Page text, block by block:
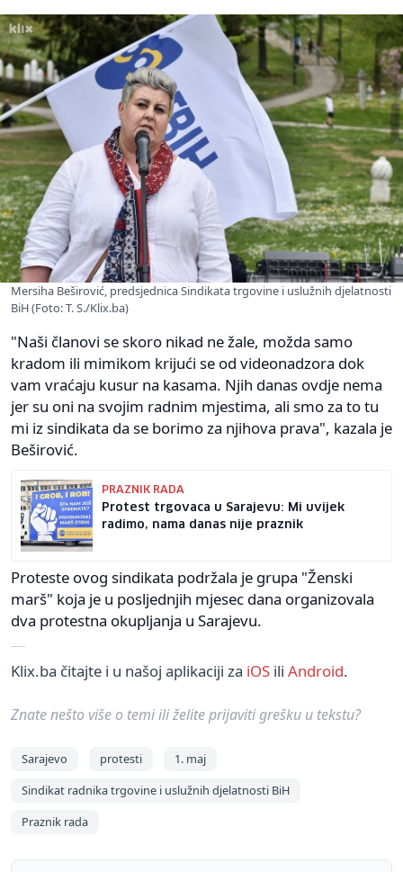
Mersiha Beširović, predsjednica Sindikata trgovine i uslužnih djelatnosti
BiH (Foto: T. S./Klix.ba)
"Naši članovi se skoro nikad ne žale, možda samo
kradom ili mimikom krijući se od videonadzora dok
vam vraćaju kusur na kasama. Njih danas ovdje nema
jer su oni na svojim radnim mjestima, ali smo za to tu
mi iz sindikata da se borimo za njihova prava", kazala je
Beširović.
PRAZNIK RADA
Protest trgovaca u Sarajevu: Mi uvijek
radimo, nama danas nije praznik
Proteste ovog sindikata podržala je grupa "Ženski
marš" koja je u posljednjih mjesec dana organizovala
dva protestna okupljanja u Sarajevu.
Klix.ba čitajte i u našoj aplikaciji za iOS ili Android.
Znate nešto više o temi ili želite prijaviti grešku u tekstu?
Sarajevo protesti
1. maj
Sindikat radnika trgovine i uslužnih djelatnosti BiH
Praznik rada